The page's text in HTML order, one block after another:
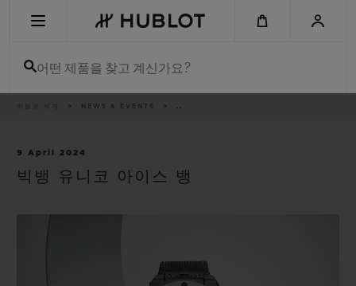
어떤 제품을 찾고 계신가요?
NEWS & EVENTS ..
9 April 2024
빅뱅 유니코 아이스 뱅
신제품